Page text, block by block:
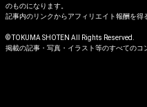
のものになります。
記事内のリンクからアフィリエイト報酬を得
© TOKUMA SHOTEN All Rights Reserved.
掲載の記事・写真・イラスト等のすべてのコ